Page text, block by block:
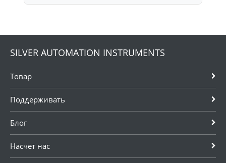
SILVER AUTOMATION INSTRUMENTS
Товар
Поддерживать
Блог
Насчет нас